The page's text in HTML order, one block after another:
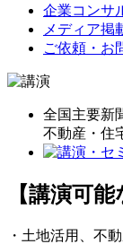
企業コンサ
メディア掲
ご依頼・お
全国主要新
不動産・住
【講演可
・土地活用、不